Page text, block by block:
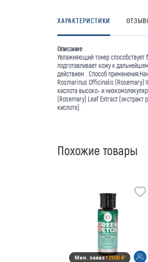
ХАРАКТЕРИСТИКИ
Описание
Увлажняющий тонер способствует
подготавливает кожу к
действием . Способ
Rosmarinus Officinalis (Rosemary)
кислота высоко- и
(Rosemary) Leaf Extract (экстракт
кислота).
Похожие товары
Мин. заказ17300 ₽